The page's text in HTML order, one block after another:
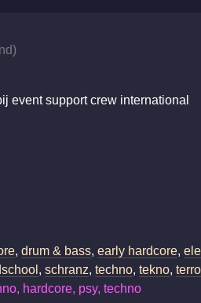
)
event support crew international
,drum & bass,early hardcore,
,schranz,techno,tekno,
hardcore, psy, techno